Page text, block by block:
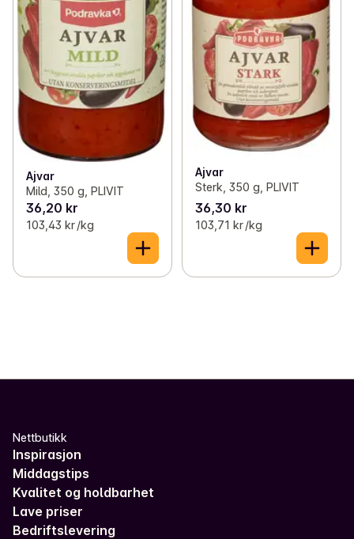
Ajvar
Mild, 350 g, PLIVIT
36,20 kr
103,43 kr /kg
Ajvar
Sterk, 350 g, PLIVIT
36,30 kr
103,71 kr /kg
Nettbutikk
Inspirasjon
Middagstips
Kvalitet og holdbarhet
Lave priser
Bedriftslevering